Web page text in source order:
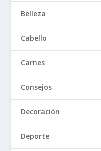
Belleza
Cabello
Carnes
Consejos
Decoración
Deporte